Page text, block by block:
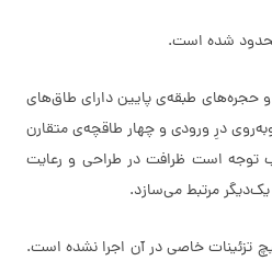
شده است.
دارد. حجره‌های طبقه‌ی بالا دارای طاق‌های جناغی و حجره‌های طبقه‌ی پایین دارای طاق‌های
درِ ورودی و چهار طاقچه‌ی متقارن
توجه است ظرافت در طراحی و رعایت
مرتبط می‌سازد.
تزئینات خاصی در آن اجرا نشده است.